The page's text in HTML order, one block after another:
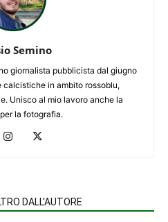
Semino
giornalista pubblicista dal giugno
calcistiche in ambito rossoblu,
Unisco al mio lavoro anche la
la fotografia.
DALL'AUTORE